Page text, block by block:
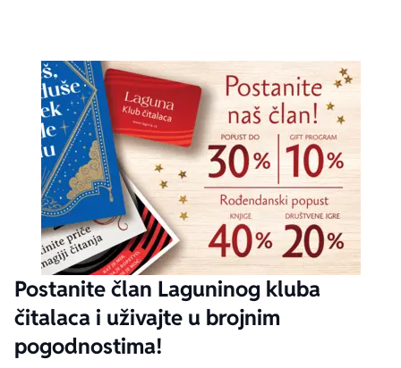
Postanite član Laguninog kluba
čitalaca i uživajte u brojnim
pogodnostima!